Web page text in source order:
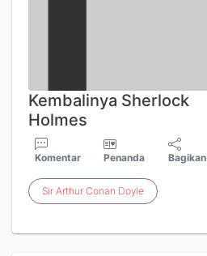
Kembalinya Sherlock
Holmes
Komentar Penanda Bagikan
Sir Arthur Conan Doyle